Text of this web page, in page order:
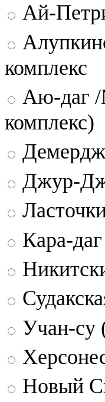
Ай-
комплекс
Аю-даг /
комплекс)
Джур-
Кара-
Учан-су
Новый